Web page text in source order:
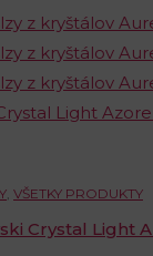
VŠETKY PRODUKTY
Crystal Light